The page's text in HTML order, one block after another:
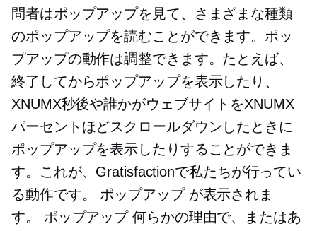
問者はポップアップを見て、さまざまな種類
のポップアップを読むことができます。ポッ
プアップの動作は調整できます。たとえば、
終了してからポップアップを表示したり、
XNUMX秒後や誰かがウェブサイトをXNUMX
パーセントほどスクロールダウンしたときに
ポップアップを表示したりすることができま
す。これが、Gratisfactionで私たちが行ってい
る動作です。 ポップアップが表示されま
す。 ポップアップ何らかの理由で、またはあ